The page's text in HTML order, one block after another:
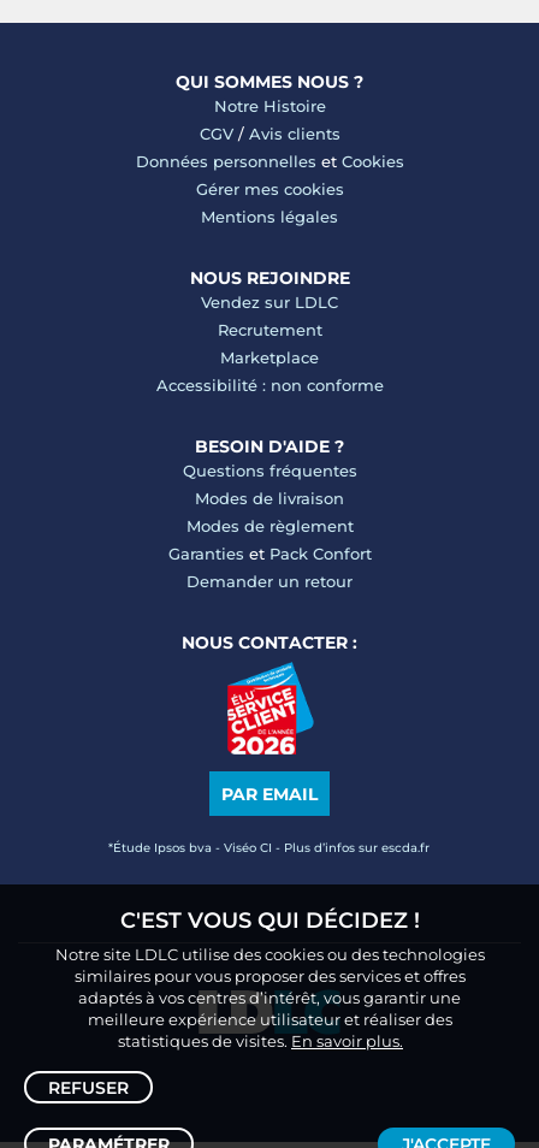
QUI SOMMES NOUS ?
Notre Histoire
CGV/ Avis clients
Données personnelles et Cookies
Gérer mes cookies
Mentions légales
NOUS REJOINDRE
Vendez sur LDLC
Recrutement
Marketplace
Accessibilité : non conforme
BESOIN D'AIDE ?
Questions fréquentes
Modes de livraison
Modes de règlement
Garanties et Pack Confort
Demander un retour
NOUS CONTACTER :
PAR EMAIL
*Étude Ipsos bva - Viséo CI - Plus d’infos sur escda.fr
C'EST VOUS QUI DÉCIDEZ !
Notre site LDLC utilise des cookies ou des technologies
similaires pour vous proposer des services et offres
adaptés à vos centres d’intérêt, vous garantir une
meilleure expérience utilisateur et réaliser des
statistiques de visites. En savoir plus.
REFUSER